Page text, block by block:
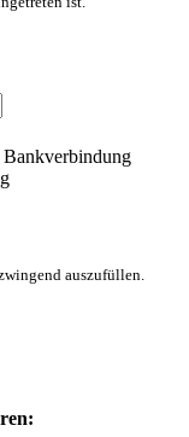
auszufüllen.